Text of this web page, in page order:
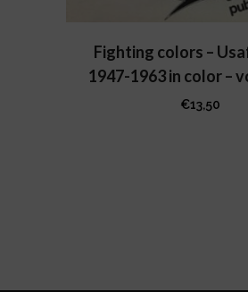
Fighting colors –
1947-1963 in color –
€13,50